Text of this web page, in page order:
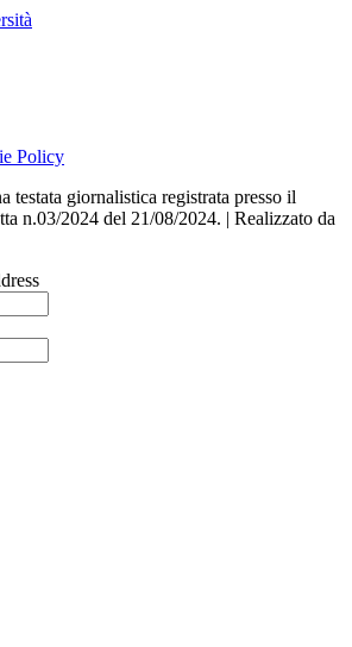
Policy
testata giornalistica registrata presso il
n.03/2024 del 21/08/2024. | Realizzato da